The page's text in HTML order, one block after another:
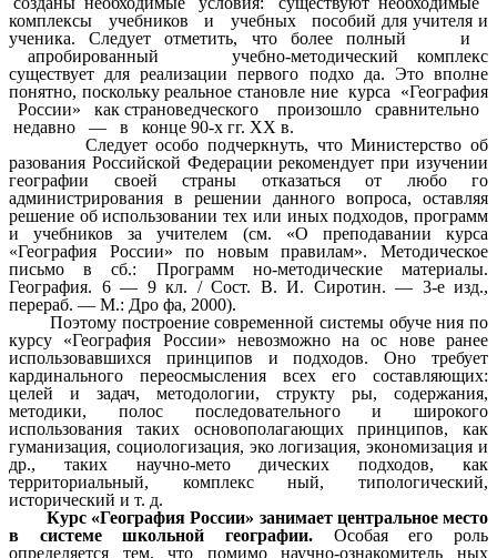
комплексы учебников и учебных пособий для учителя и
ученика. Следует отметить, что более полный и
апробированный учебно-методический комплекс
существует для реализации первого подхо да. Это вполне
понятно, поскольку реальное становле ние курса «География
России» как страноведческого произошло сравнительно
недавно — в конце 90-х гг. XX в.
Следует особо подчеркнуть, что Министерство об
разования Российской Федерации рекомендует при изучении
географии своей страны отказаться от любо го
администрирования в решении данного вопроса, оставляя
решение об использовании тех или иных подходов, программ
и учебников за учителем (см. «О преподавании курса
«География России» по новым правилам». Методическое
письмо в сб.: Программ но-методические материалы.
География. 6 — 9 кл. / Сост. В. И. Сиротин. — 3-е изд.,
перераб. — М.: Дро фа, 2000).
Поэтому построение современной системы обуче ния по
курсу «География России» невозможно на ос нове ранее
использовавшихся принципов и подходов. Оно требует
кардинального переосмысления всех его составляющих:
целей и задач, методологии, структу ры, содержания,
методики, полос последовательного и широкого
использования таких основополагающих принципов, как
гуманизация, социологизация, эко логизация, экономизация и
др., таких научно-мето дических подходов, как
территориальный, комплекс ный, типологический,
исторический и т. д.
Курс «География России» занимает центральное место
в системе школьной географии. Особая его роль
определяется тем, что помимо научно-ознакомитель ных